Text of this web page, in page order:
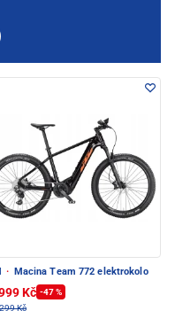
· Macina Team 772 elektrokolo
Kč -47 %
Kč